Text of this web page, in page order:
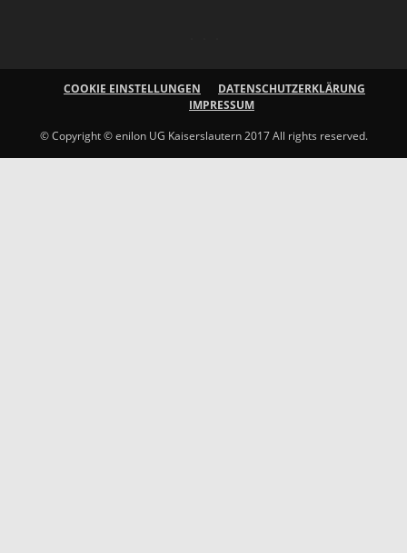
COOKIE EINSTELLUNGEN
DATENSCHUTZERKLÄRUNG
IMPRESSUM
© Copyright © enilon UG Kaiserslautern 2017 All rights reserved.